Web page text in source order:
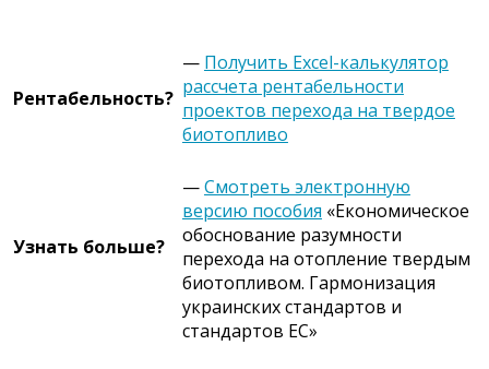
Рентабельность?
— Получить Excel-калькулятор
рассчета рентабельности
проектов перехода на твердое
биотопливо
Узнать больше?
—Смотреть электронную
версию пособия «Економическое
обоснование разумности
перехода на отопление твердым
биотопливом. Гармонизация
украинских стандартов и
стандартов ЕС»